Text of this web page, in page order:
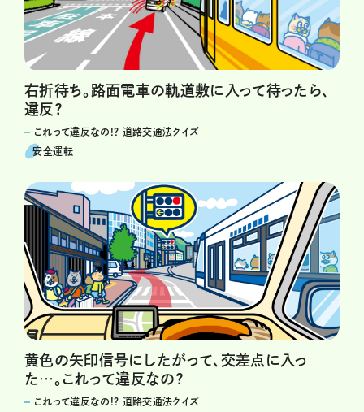
右折待ち。路面電車の軌道敷に入って待ったら、
違反？
これって違反なの!? 道路交通法クイズ
安全運転
黄色の矢印信号にしたがって、交差点に入っ
た…。これって違反なの？
これって違反なの!? 道路交通法クイズ